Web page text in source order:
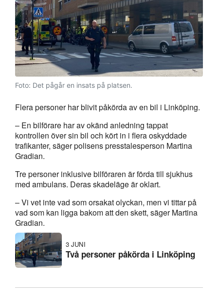
Foto: Det pågår en insats på platsen.
Flera personer har blivit påkörda av en bil i Linköping.
– En bilförare har av okänd anledning tappat
kontrollen över sin bil och kört in i flera oskyddade
trafikanter, säger polisens presstalesperson Martina
Gradian.
Tre personer inklusive bilföraren är förda till sjukhus
med ambulans. Deras skadeläge är oklart.
– Vi vet inte vad som orsakat olyckan, men vi tittar på
vad som kan ligga bakom att den skett, säger Martina
Gradian.
3 JUNI
Två personer påkörda i Linköping